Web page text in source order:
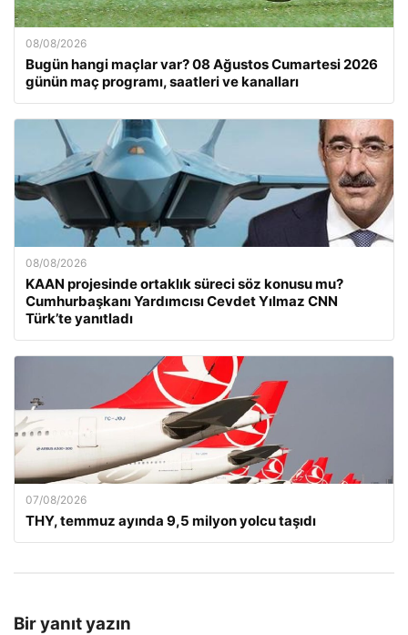
08/08/2026
Bugün hangi maçlar var? 08 Ağustos Cumartesi 2026
günün maç programı, saatleri ve kanalları
08/08/2026
KAAN projesinde ortaklık süreci söz konusu mu?
Cumhurbaşkanı Yardımcısı Cevdet Yılmaz CNN
Türk’te yanıtladı
07/08/2026
THY, temmuz ayında 9,5 milyon yolcu taşıdı
Bir yanıt yazın